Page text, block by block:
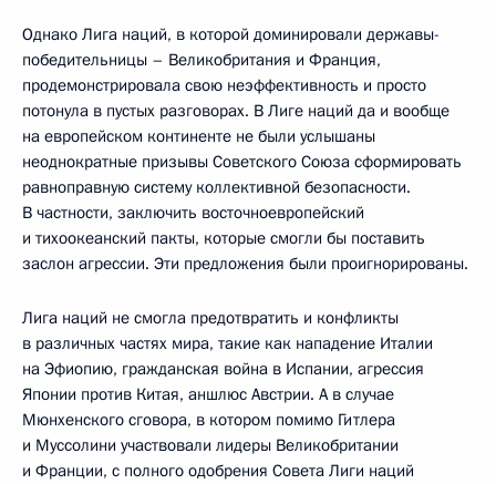
Однако Лига наций, в которой доминировали державы-
победительницы – Великобритания и Франция,
продемонстрировала свою неэффективность и просто
потонула в пустых разговорах. В Лиге наций да и вообще
на европейском континенте не были услышаны
неоднократные призывы Советского Союза сформировать
равноправную систему коллективной безопасности.
В частности, заключить восточноевропейский
и тихоокеанский пакты, которые смогли бы поставить
заслон агрессии. Эти предложения были проигнорированы.
Лига наций не смогла предотвратить и конфликты
в различных частях мира, такие как нападение Италии
на Эфиопию, гражданская война в Испании, агрессия
Японии против Китая, аншлюс Австрии. А в случае
Мюнхенского сговора, в котором помимо Гитлера
и Муссолини участвовали лидеры Великобритании
и Франции, с полного одобрения Совета Лиги наций